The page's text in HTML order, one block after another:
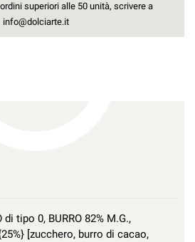
superiori alle 50 unità, scrivere a
info@dolciarte.it
di tipo 0, BURRO 82% M.G.,
[zucchero, burro di cacao,